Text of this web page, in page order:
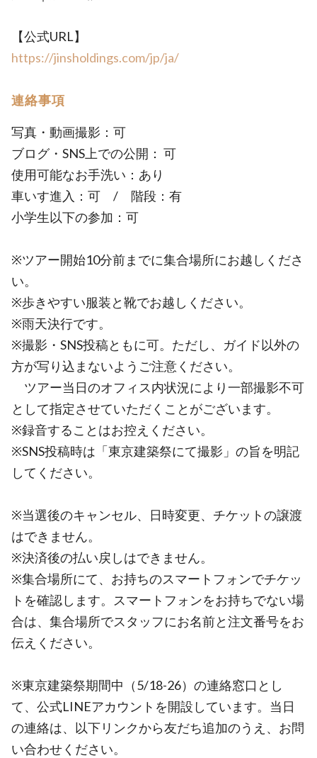
【公式URL】
https://jinsholdings.com/jp/ja/
連絡事項
写真・動画撮影：可
ブログ・SNS上での公開： 可
使用可能なお手洗い：あり
車いす進入：可 / 階段：有
小学生以下の参加：可
※ツアー開始10分前までに集合場所にお越しくださ
い。
※歩きやすい服装と靴でお越しください。
※雨天決行です。
※撮影・SNS投稿ともに可。ただし、ガイド以外の
方が写り込まないようご注意ください。
ツアー当日のオフィス内状況により一部撮影不可
として指定させていただくことがございます。
※録音することはお控えください。
※SNS投稿時は「東京建築祭にて撮影」の旨を明記
してください。
※当選後のキャンセル、日時変更、チケットの譲渡
はできません。
※決済後の払い戻しはできません。
※集合場所にて、お持ちのスマートフォンでチケッ
トを確認します。スマートフォンをお持ちでない場
合は、集合場所でスタッフにお名前と注文番号をお
伝えください。
※東京建築祭期間中（5/18-26）の連絡窓口とし
て、公式LINEアカウントを開設しています。当日
の連絡は、以下リンクから友だち追加のうえ、お問
い合わせください。